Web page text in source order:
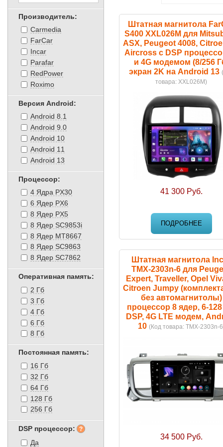
Штатная магнитола
S400 XXL026M для
ASX, Peugeot 4008,
Aircross с DSP
и 4G модемом (8/256
экран 2K на Android 13
товара: XXL026M)
41 300 Руб.
ПОДРОБНЕЕ
Штатная магнитола
TMX-2303n-6 для
Expert, Traveller, Opel
Citroen Jumpy
без автомагнитолы)
процессор 8 ядер, 6-
DSP, 4G LTE модем,
10 (Код товара: TMX-2303n-6
34 500 Руб.
Производитель:
Carmedia
FarCar
Incar
Parafar
RedPower
Roximo
Версия Android:
Android 8.1
Android 9.0
Android 10
Android 11
Android 13
Процессор:
4 Ядра PX30
6 Ядер PX6
8 Ядер PX5
8 Ядер SC9853i
8 Ядер MT8667
8 Ядер SC9863
8 Ядер SC7862
Оперативная память:
2 Гб
3 Гб
4 Гб
6 Гб
8 Гб
Постоянная память:
16 Гб
32 Гб
64 Гб
128 Гб
256 Гб
DSP процессор:
Да